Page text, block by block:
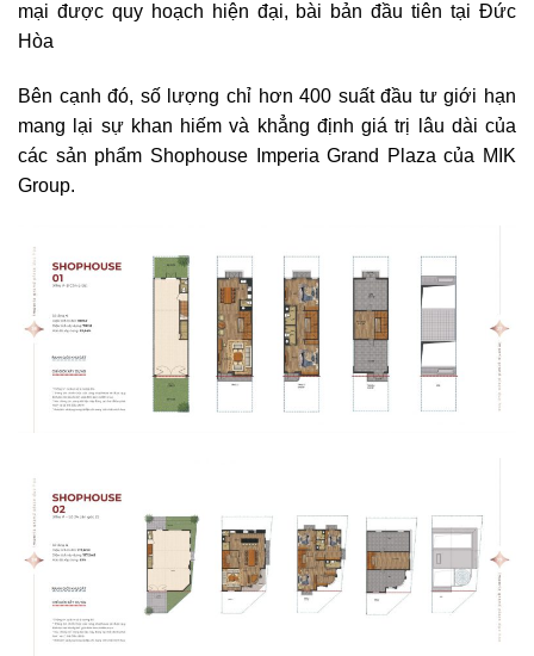
mại được quy hoạch hiện đại, bài bản đầu tiên tại Đức
Hòa
Bên cạnh đó, số lượng chỉ hơn 400 suất đầu tư giới hạn
mang lại sự khan hiếm và khẳng định giá trị lâu dài của
các sản phẩm Shophouse Imperia Grand Plaza của MIK
Group.